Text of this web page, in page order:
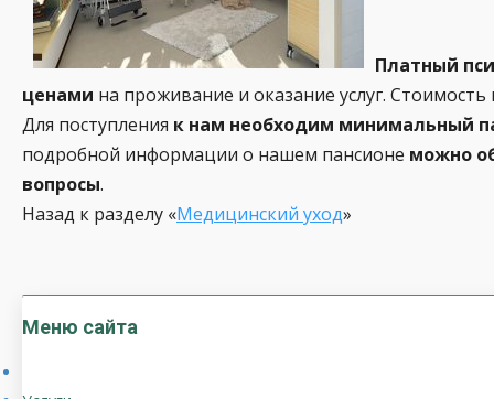
Платный
ценами на проживание и оказание услуг.
Для поступления к нам необходим минимальный
подробной информации о нашем пансионе можно
вопросы.
Назад к разделу «Медицинский уход»
Меню сайта